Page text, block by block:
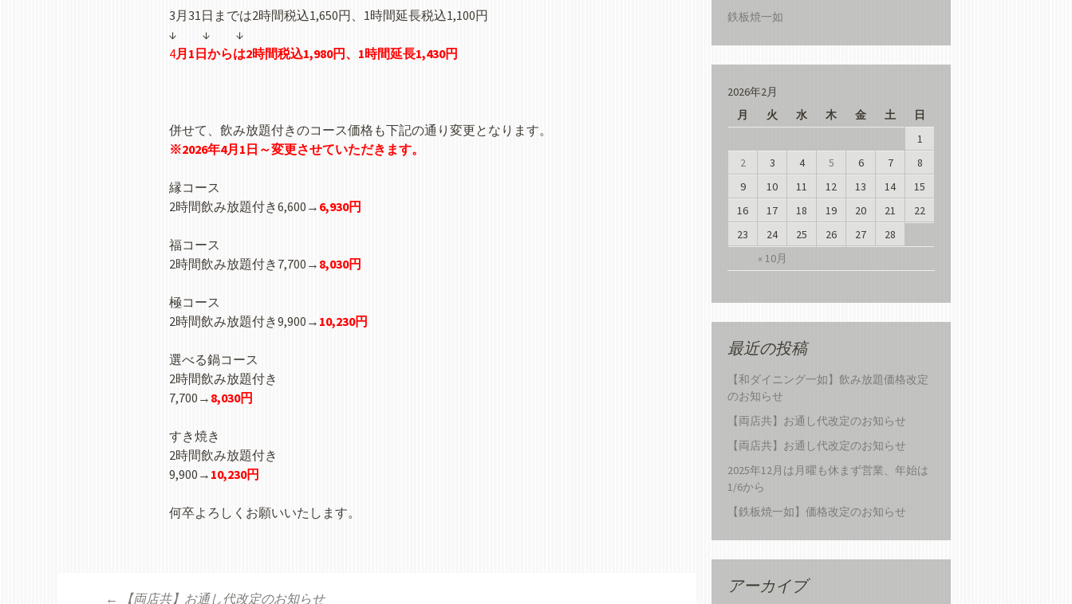
3月31日までは2時間税込1,650円、1時間延長税込1,100円
↓ ↓ ↓
4月1日からは2時間税込1,980円、1時間延長1,430円
併せて、飲み放題付きのコース価格も下記の通り変更となります。
※2026年4月1日～変更させていただきます。
縁コース
2時間飲み放題付き6,600→ 6,930円
福コース
2時間飲み放題付き7,700→ 8,030円
極コース
2時間飲み放題付き9,900→ 10,230円
選べる鍋コース
2時間飲み放題付き
7,700→ 8,030円
すき焼き
2時間飲み放題付き
9,900→ 10,230円
何卒よろしくお願いいたします。
← 【両店共】お通し代改定のお知らせ
鉄板焼一如
2026年2月
月
火 水 木 金 土 日
« 10月
1
2
3 4 5 6 7
8
9
10 11 12 13 14
15
16
17 18 19 20 21
22
23
24 25 26 27 28
最近の投稿
【和ダイニング一如】飲み放題価格改定
のお知らせ
【両店共】お通し代改定のお知らせ
【両店共】お通し代改定のお知らせ
2025年12月は月曜も休まず営業、年始は
1/6から
【鉄板焼一如】価格改定のお知らせ
アーカイブ